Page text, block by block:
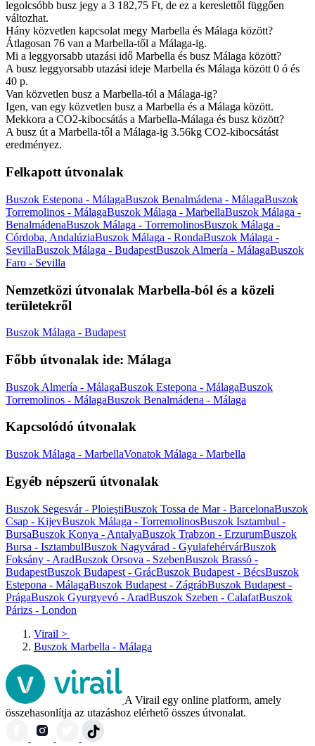
legolcsóbb busz jegy a 3 182,75 Ft, de ez a kereslettől függően
változhat.
Hány közvetlen kapcsolat megy Marbella és Málaga között?
Átlagosan 76 van a Marbella-től a Málaga-ig.
Mi a leggyorsabb utazási idő Marbella és busz Málaga között?
A busz leggyorsabb utazási ideje Marbella és Málaga között 0 ó és
40 p.
Van közvetlen busz a Marbella-tól a Málaga-ig?
Igen, van egy közvetlen busz a Marbella és a Málaga között.
Mekkora a CO2-kibocsátás a Marbella-Málaga és busz között?
A busz út a Marbella-től a Málaga-ig 3.56kg CO2-kibocsátást
eredményez.
Felkapott útvonalak
Buszok Estepona - MálagaBuszok Benalmádena - MálagaBuszok
Torremolinos - MálagaBuszok Málaga - MarbellaBuszok Málaga -
BenalmádenaBuszok Málaga - TorremolinosBuszok Málaga -
Córdoba, AndalúziaBuszok Málaga - RondaBuszok Málaga -
SevillaBuszok Málaga - BudapestBuszok Almería - MálagaBuszok
Faro - Sevilla
Nemzetközi útvonalak Marbella-ból és a közeli
területekről
Buszok Málaga - Budapest
Főbb útvonalak ide: Málaga
Buszok Almería - MálagaBuszok Estepona - MálagaBuszok
Torremolinos - MálagaBuszok Benalmádena - Málaga
Kapcsolódó útvonalak
Buszok Málaga - MarbellaVonatok Málaga - Marbella
Egyéb népszerű útvonalak
Buszok Segesvár - PloieştiBuszok Tossa de Mar - BarcelonaBuszok
Csap - KijevBuszok Málaga - TorremolinosBuszok Isztambul -
BursaBuszok Konya - AntalyaBuszok Trabzon - ErzurumBuszok
Bursa - IsztambulBuszok Nagyvárad - GyulafehérvárBuszok
Foksány - AradBuszok Orsova - SzebenBuszok Brassó -
BudapestBuszok Budapest - GrácBuszok Budapest - BécsBuszok
Estepona - MálagaBuszok Budapest - ZágrábBuszok Budapest -
PrágaBuszok Gyurgyevó - AradBuszok Szeben - CalafatBuszok
Párizs - London
Virail >
Buszok Marbella - Málaga
A Virail egy online platform, amely
összehasonlítja az utazáshoz elérhető összes útvonalat.